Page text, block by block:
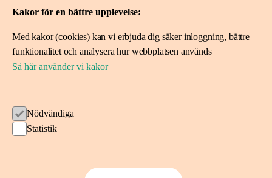
Mer om oss
Om Idéer för livet
Ansök om stöd
ideerforlivet@skandia.se
Kakor för en bättre upplevelse:
Med kakor (cookies) kan vi erbjuda dig säker inloggning, bättre
funktionalitet och analysera hur webbplatsen används
Så här använder vi kakor
Nödvändiga
Statistik